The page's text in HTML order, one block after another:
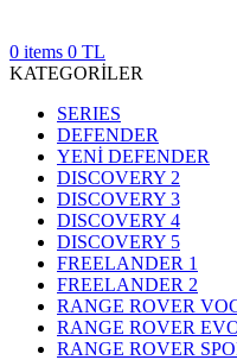
0 items 0 TL
KATEGORİLER
SERIES
DEFENDER
YENİ DEFENDER
DISCOVERY 2
DISCOVERY 3
DISCOVERY 4
DISCOVERY 5
FREELANDER 1
FREELANDER 2
RANGE ROVER
RANGE ROVER
RANGE ROVER